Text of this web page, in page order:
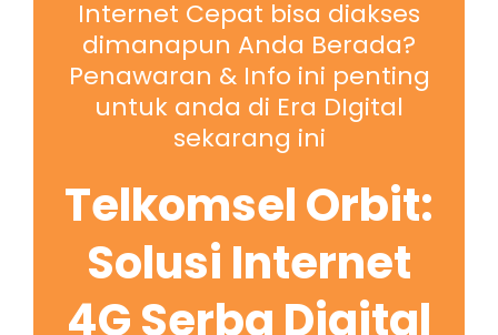
Internet Cepat bisa diakses
dimanapun Anda Berada?
Penawaran & Info ini penting
untuk anda di Era DIgital
sekarang ini
Telkomsel Orbit:
Solusi Internet
4G Serba Digital